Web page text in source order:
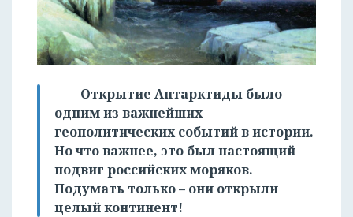
Открытие Антарктиды было
одним из важнейших
геополитических событий в истории.
Но что важнее, это был настоящий
подвиг российских моряков.
Подумать только – они открыли
целый континент!